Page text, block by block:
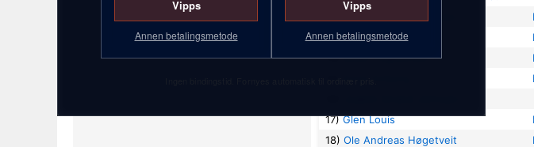
Vipps
Annen betalingsmetode
Vipps
Annen betalingsmetode
13)Steffen Tveite
14)Ørjan Fuglestveit
17)Glen Louis
18) Ole Andreas Høgetveit